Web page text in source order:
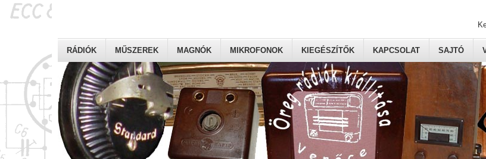
RÁDIÓK MŰSZEREK MAGNÓK MIKROFONOK KIEGÉSZÍTŐK KAPCSOLAT SAJTÓ